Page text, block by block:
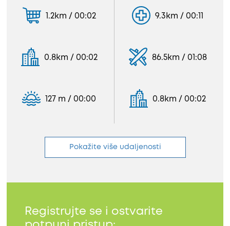
1.2km / 00:02
0.8km / 00:02
127 m / 00:00
9.3km / 00:11
86.5km / 01:08
0.8km / 00:02
Pokažite više udaljenosti
Registrujte se i ostvarite